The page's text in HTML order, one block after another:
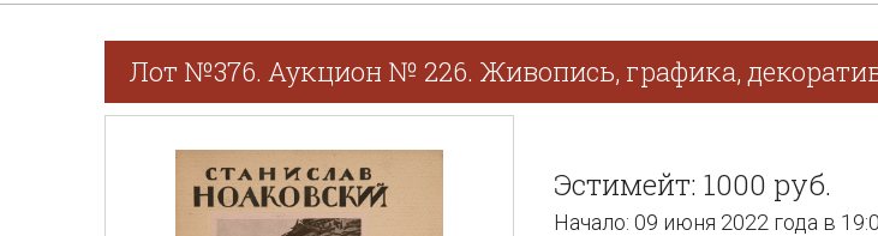
Лот №376. Аукцион № 226. Живопись, графика,
Эстимейт: 1000 руб.
Начало: 09 июня 2022 года в